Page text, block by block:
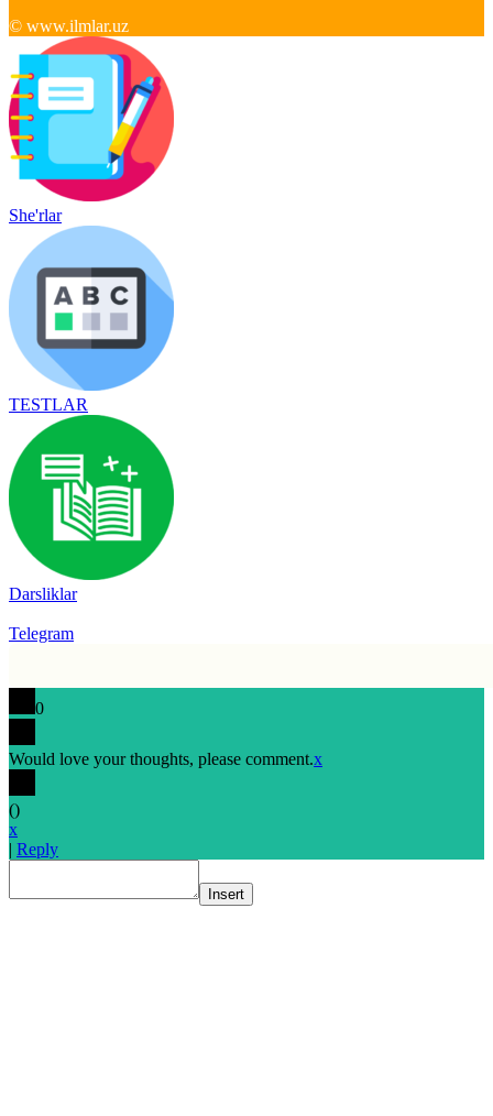
© www.ilmlar.uz
She'rlar
TESTLAR
Darsliklar
Telegram
0
Would love your thoughts, please comment.x
()
x
| Reply
Insert